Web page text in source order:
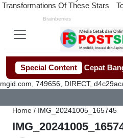
Special Content
Gerak Cepat Bangun
mgid.com, 749656, DIRECT,
Home / IMG_20241005_165745